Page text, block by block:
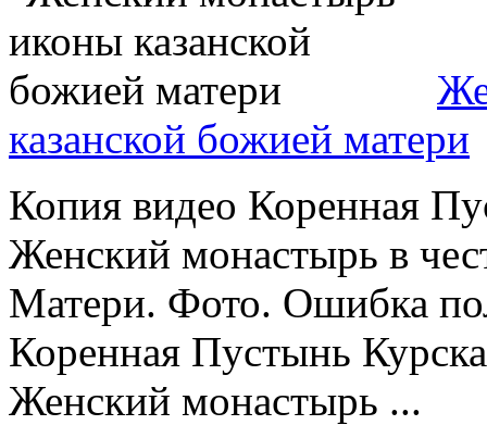
казанской божией матери
Копия видео Коренная
Женский монастырь в
Матери. Фото. Ошибка
Коренная Пустынь
Женский монастырь ...